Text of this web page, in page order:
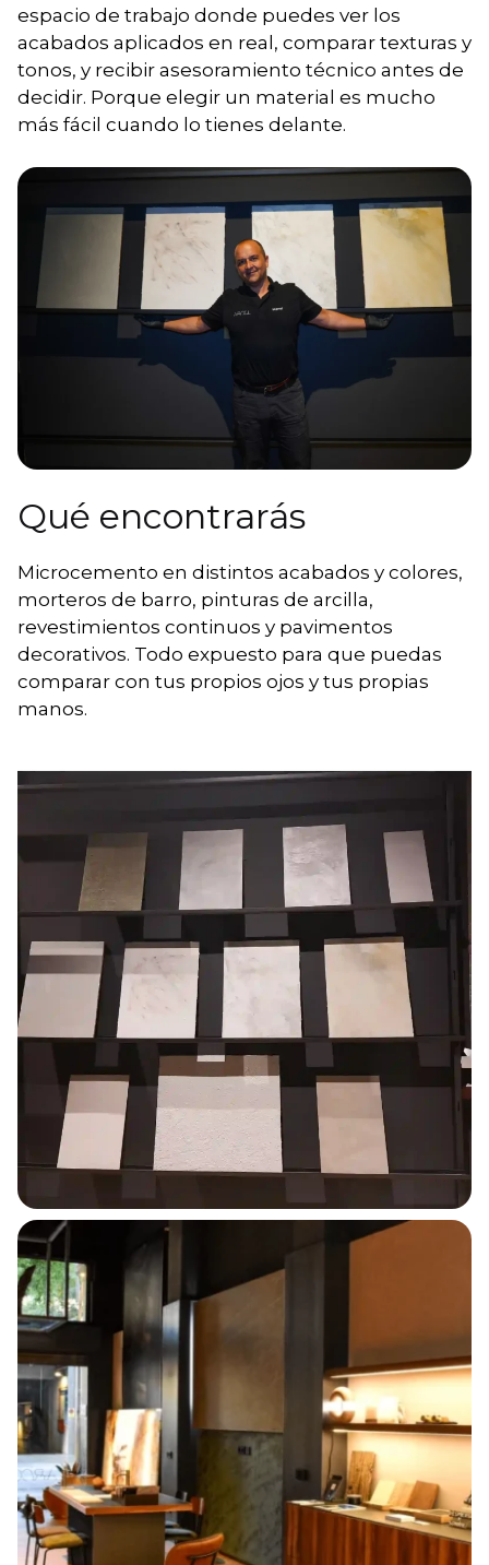
espacio de trabajo donde puedes ver los
acabados aplicados en real, comparar texturas y
tonos, y recibir asesoramiento técnico antes de
decidir. Porque elegir un material es mucho
más fácil cuando lo tienes delante.
Qué encontrarás
Microcemento en distintos acabados y colores,
morteros de barro, pinturas de arcilla,
revestimientos continuos y pavimentos
decorativos. Todo expuesto para que puedas
comparar con tus propios ojos y tus propias
manos.